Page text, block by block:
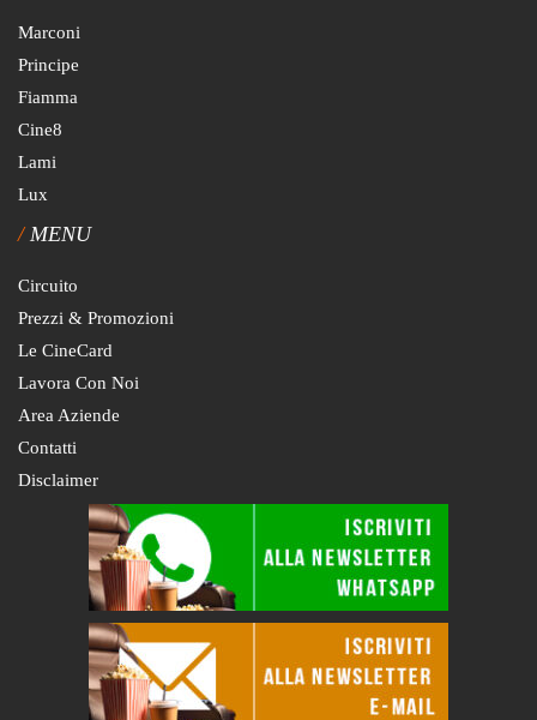
Marconi
Principe
Fiamma
Cine8
Lami
Lux
MENU
Circuito
Prezzi & Promozioni
Le CineCard
Lavora Con Noi
Area Aziende
Contatti
Disclaimer